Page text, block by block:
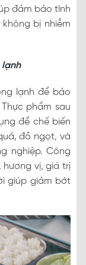
đảm bảo tính
bị nhiễm
lạnh
lạnh để bảo
phẩm sau
để chế biến
đồ ngọt, và
nghiệp. Công
hương vị, giá trị
giúp giảm bớt